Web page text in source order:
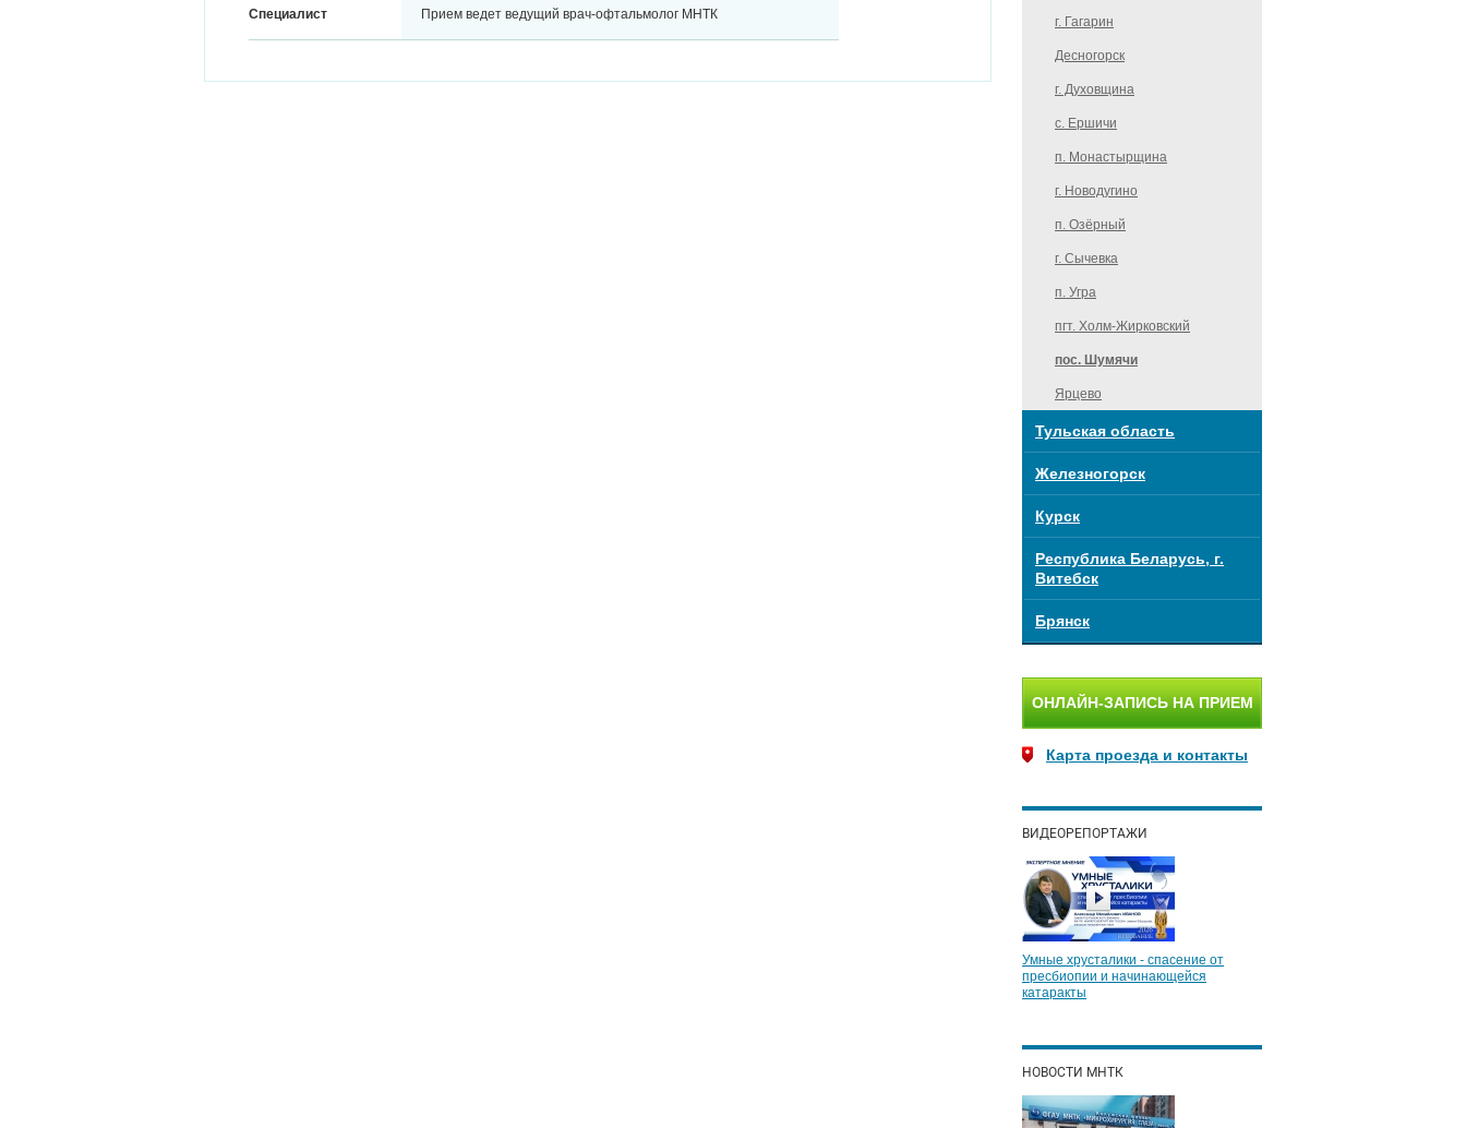
Специалист Прием ведет ведущий врач-офтальмолог МНТК г. Гагарин
Десногорск
г. Духовщина
с. Ершичи
п. Монастырщина
г. Новодугино
п. Озёрный
г. Сычевка
п. Угра
пгт. Холм-Жирковский
пос. Шумячи
Ярцево
Тульская область
Железногорск
Курск
Республика Беларусь, г.
Витебск
Брянск
ОНЛАЙН-ЗАПИСЬ НА ПРИЕМ
Карта проезда и контакты
ВИДЕОРЕПОРТАЖИ
Умные хрусталики - спасение от
пресбиопии и начинающейся
катаракты
НОВОСТИ МНТК